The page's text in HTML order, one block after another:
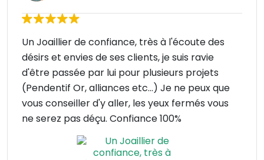
Un Joaillier de confiance, très à l'écoute des
désirs et envies de ses clients, je suis ravie
d'être passée par lui pour plusieurs projets
(Pendentif Or, alliances etc...) Je ne peux que
vous conseiller d'y aller, les yeux fermés vous
ne serez pas déçu. Confiance 100%